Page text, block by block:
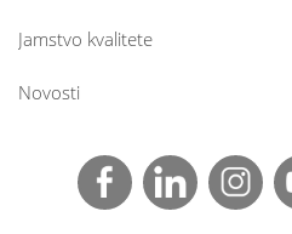
Jamstvo kvalitete
Novosti